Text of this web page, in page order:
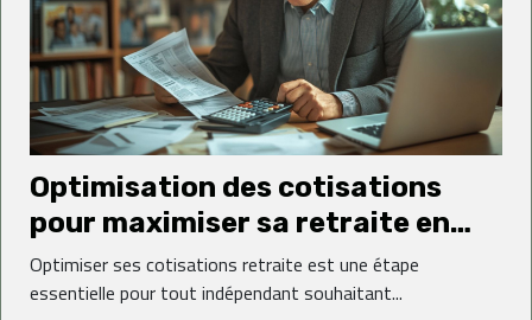
Optimisation des cotisations
pour maximiser sa retraite en
tant qu'indépendant
Optimiser ses cotisations retraite est une étape
essentielle pour tout indépendant souhaitant...